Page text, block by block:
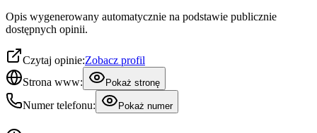
Opis wygenerowany automatycznie na podstawie publicznie
dostępnych opinii.
Czytaj opinie:Zobacz profil
Strona www:
Pokaż stronę
Numer telefonu: Pokaż numer